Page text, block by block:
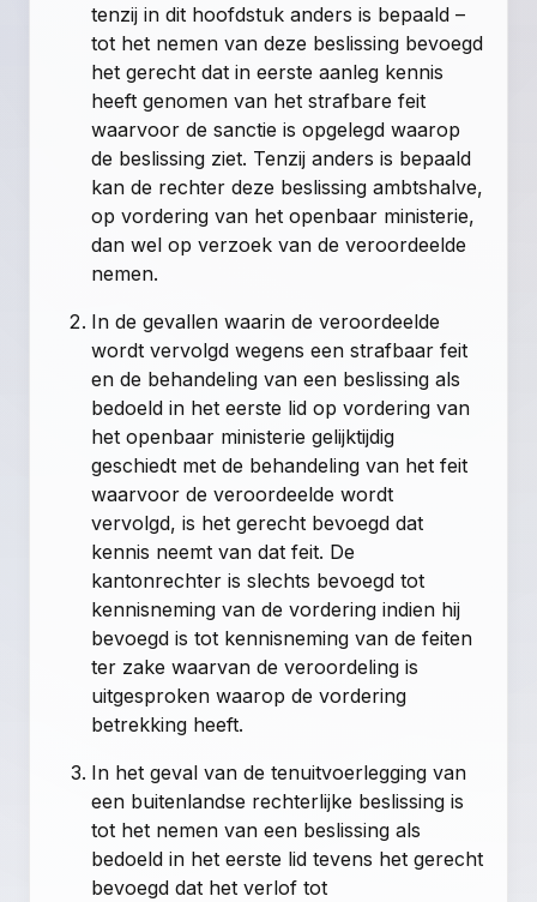
tenzij in dit hoofdstuk anders is bepaald –
tot het nemen van deze beslissing bevoegd
het gerecht dat in eerste aanleg kennis
heeft genomen van het strafbare feit
waarvoor de sanctie is opgelegd waarop
de beslissing ziet. Tenzij anders is bepaald
kan de rechter deze beslissing ambtshalve,
op vordering van het openbaar ministerie,
dan wel op verzoek van de veroordeelde
nemen.
In de gevallen waarin de veroordeelde
wordt vervolgd wegens een strafbaar feit
en de behandeling van een beslissing als
bedoeld in het eerste lid op vordering van
het openbaar ministerie gelijktijdig
geschiedt met de behandeling van het feit
waarvoor de veroordeelde wordt
vervolgd, is het gerecht bevoegd dat
kennis neemt van dat feit. De
kantonrechter is slechts bevoegd tot
kennisneming van de vordering indien hij
bevoegd is tot kennisneming van de feiten
ter zake waarvan de veroordeling is
uitgesproken waarop de vordering
betrekking heeft.
In het geval van de tenuitvoerlegging van
een buitenlandse rechterlijke beslissing is
tot het nemen van een beslissing als
bedoeld in het eerste lid tevens het gerecht
bevoegd dat het verlof tot